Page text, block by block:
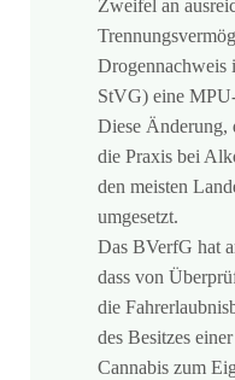
Zweifel an
Drogennachweis
StVG) eine
Diese Änderung,
die Praxis bei
den meisten
umgesetzt.
Das BVerfG hat
dass von
die
des Besitzes
Cannabis zum